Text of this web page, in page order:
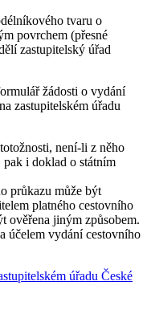
tvaru o
povrchem (přesné
zastupitelský úřad
žádosti o vydání
zastupitelském úřadu
není-li z něho
pak i doklad o státním
průkazu může být
platného cestovního
ověřena jiným způsobem.
účelem vydání cestovního
úřadu České